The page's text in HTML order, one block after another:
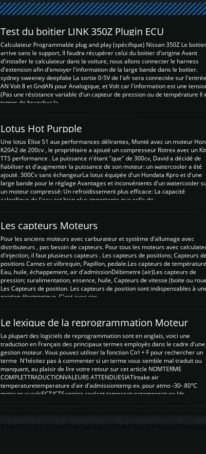
Test du boitier LINK 350Z Plugin ECU
Calculateur Programmable plug and play (spécifique) Nissan 350Z Le boitier
arrive sans le support, Il faudra récupérer celui du boitier d'origine Avant
d'installer le calculateur dans la voiture, nous allons connecter le harness
d'extension afin d'envoyer l'information de la large bande dans le boitier.
sydney sweeney deepfake La sortie 0-5V de l'afr sera connectée sur l'entrée
AN Volt 8 et GndAN pour Analogique, et Volt car l'information est une
(Pas une résistance variable d'un capteur de pression ou de température Il
temps de brancher le ...
Lotus Hot Purpple
Une lotus Elise S1 aux performances délirantes, Monté avec un moteur
K20A2 de 200cv , le propriétaire a ajouté un compresseur Rotrex avec un Kit
TTS performance . La puissance n'étant "que" de 300cv, David a décidé de
fiabiliser et d'augmenter la puissance de son moteur: un watercooler a été
ajouté. 300Cv sans échangeurLa lotus équipée d'un Hondata Kpro et d'une
large bande pour le réglage Avantages et inconvénients d'un watercooler
un moteur compressé: Un refroidissement plus efficace: La capacité
calorifique de l'eau est bien plus importante que celle de ...
Les capteurs Moteurs
Pour les anciens moteurs avec carburateur et système d'allumage avec
distributeurs , pas besoin de capteurs. Pour tous les moteurs avec
d'injection, il faut plusieurs capteurs . Les capteurs de positions; Capteurs de
positions Cames et vilbrequin, Papillon, pedale.Les capteurs de
Eau, huile, échappement, air d'admissionDébimetre (air)Les capteurs de
pression; suralimentation, essence, huile, Capteurs de vitesse (boite ou
Les Capteurs de position. Les capteurs de position sont indispensables à
gestion électronique. C'est avec ces ...
Le lexique de la reprogrammation Moteur
La plupart des logiciels de reprogrammation sont en anglais, voici une
traduction en Français des principaux termes employés dans le cadre d'une
gestion moteur. Vous pouvez utiliser la fonction Ctrl + F pour rechercher un
terme N'hésitez pas à commenter si un terme vous semble mal traduit ou
manquant, au plaisir de lire votre retour sur cet article NOMTERME
COMPLETTRADUCTIONVALEURS ATTENDUESIATIntake air
temperaturetemperature d'air d'admissiontemp ex. pour atmo -30- 80°C
moteurs suralsECT/CTSengine coolant temperaturetemperature ldr